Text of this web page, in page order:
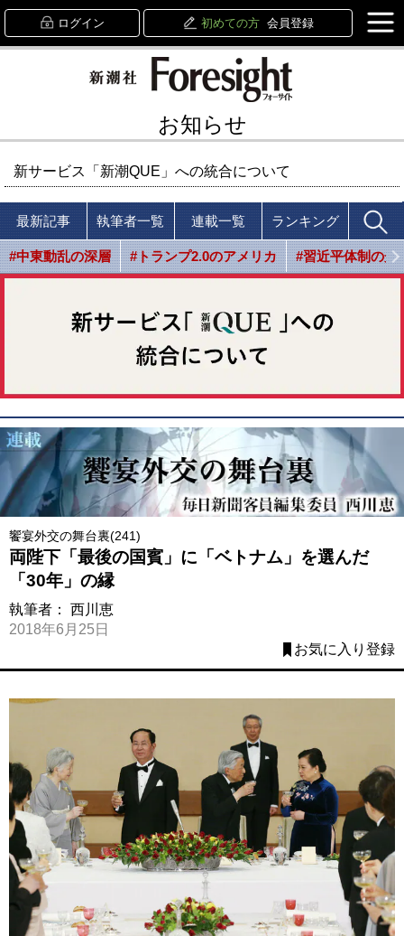
ログイン 初めての方 会員登録
お知らせ
新サービス「新潮QUE」への統合について
最新記事 執筆者一覧 連載一覧 ランキング
#中東動乱の深層 #トランプ2.0のアメリカ #習近平体制の光
饗宴外交の舞台裏(241)
両陛下「最後の国賓」に「ベトナム」を選んだ
「30年」の縁
執筆者： 西川恵
2018年6月25日
お気に入り登録